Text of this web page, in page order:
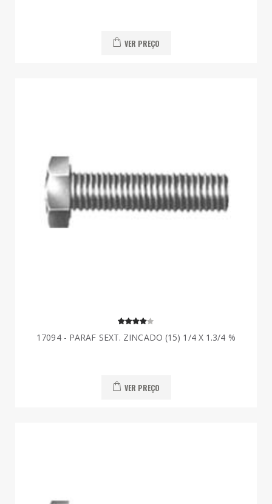
VER PREÇO
17094 - PARAF SEXT. ZINCADO (15) 1/4 X 1.3/4 %
VER PREÇO